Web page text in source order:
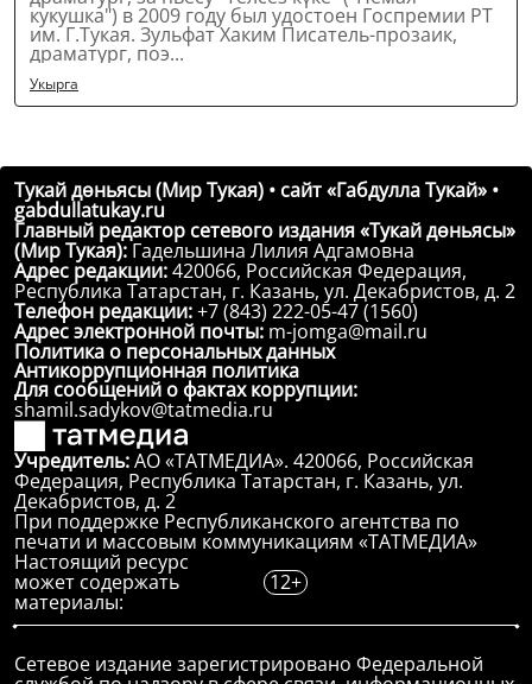
кукушка") в 2009 году был удостоен Госпремии РТ
им. Г.Тукая. Зульфат Хаким Писатель-прозаик,
драматург, поэ...
Укырга
Тукай дөньясы (Мир Тукая) • сайт «Габдулла Тукай» •
gabdullatukay.ru
Главный редактор сетевого издания «Тукай дөньясы»
(Мир Тукая): Гадельшина Лилия Адгамовна
Адрес редакции:420066, Российская Федерация,
Республика Татарстан, г. Казань, ул. Декабристов, д. 2
Телефон редакции:+7 (843) 222-05-47 (1560)
Адрес электронной почты: m-jomga@mail.ru
Политика о персональных данных
Антикоррупционная политика
Для сообщений о фактах коррупции:
shamil.sadykov@tatmedia.ru
Учредитель:АО «ТАТМЕДИА». 420066, Российская
Федерация, Республика Татарстан, г. Казань, ул.
Декабристов, д. 2
При поддержке Республиканского агентства по
печати и массовым коммуникациям «ТАТМЕДИА»
Настоящий ресурс
может содержать
материалы:
12+
Сетевое издание зарегистрировано Федеральной